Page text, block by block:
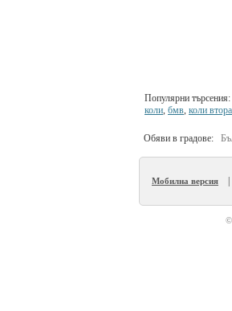
Популярни търсения:
коли, бмв, коли
Обяви в градове:
Мобилна версия
©